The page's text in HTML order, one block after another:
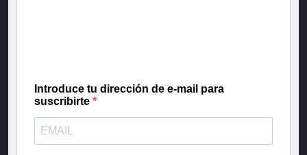
Introduce tu dirección de e-mail para
suscribirte